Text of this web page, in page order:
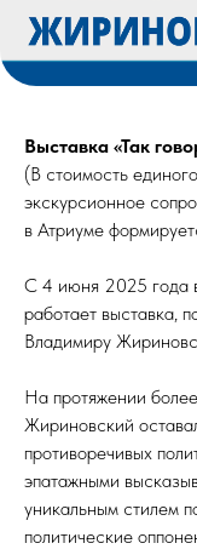
Выставка «Так
(В стоимость
экскурсионное
в Атриуме
С 4 июня 2025 года
работает выставка,
Владимиру
На протяжении
Жириновский
противоречивых
эпатажными
уникальным стилем
политические